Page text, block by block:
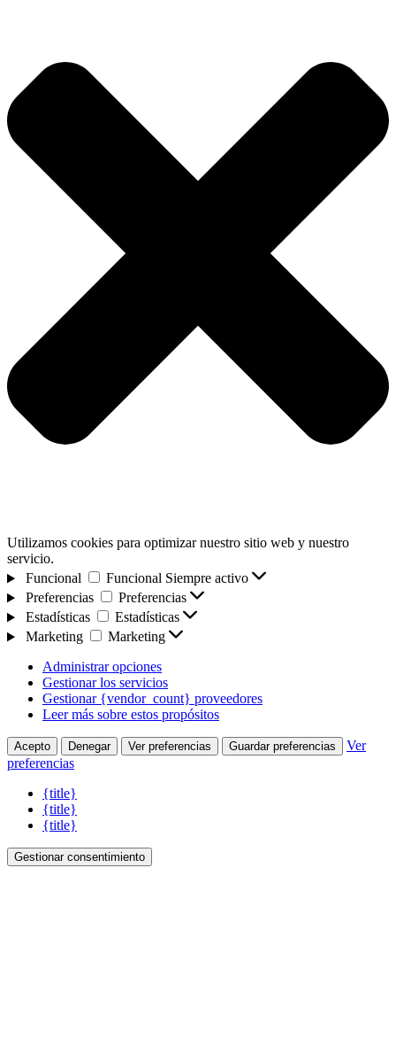
Utilizamos cookies para optimizar nuestro sitio web y nuestro
servicio.
Funcional
Funcional Siempre activo
Preferencias
Preferencias
Estadísticas
Estadísticas
Marketing
Marketing
Administrar opciones
Gestionar los servicios
Gestionar {vendor_count} proveedores
Leer más sobre estos propósitos
Acepto Denegar Ver preferencias Guardar preferencias
Ver
preferencias
{title}
{title}
{title}
Gestionar consentimiento